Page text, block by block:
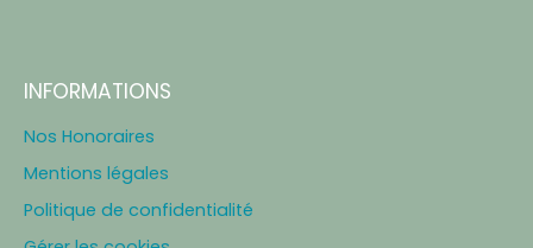
INFORMATIONS
Nos Honoraires
Mentions légales
Politique de confidentialité